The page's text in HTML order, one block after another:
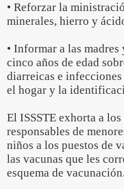
• Reforzar la
minerales, hierro y
• Informar a las madres
cinco años de edad
diarreicas e
el hogar y la
El ISSSTE exhorta a
responsables de
niños a los puestos de
las vacunas que les
esquema de vacunación.